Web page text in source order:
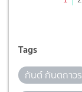
Tags
กันต์ กันตถาวร